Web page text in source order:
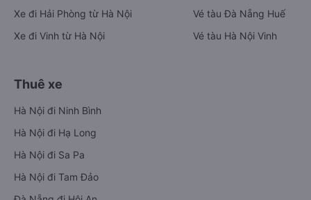
Xe đi Hải Phòng từ Hà Nội
Xe đi Vinh từ Hà Nội
Vé tàu Đà Nẵng Huế
Vé tàu Hà Nội Vinh
Thuê xe
Hà Nội đi Ninh Bình
Hà Nội đi Hạ Long
Hà Nội đi Sa Pa
Hà Nội đi Tam Đảo